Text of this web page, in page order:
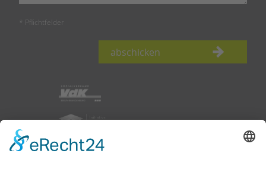
* Pflichtfelder
abschicken